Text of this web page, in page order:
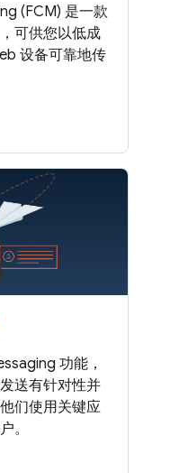
(FCM) 是一款
可供您以低成
设备可靠地传
功能，
送有针对性并
们使用关键应
。